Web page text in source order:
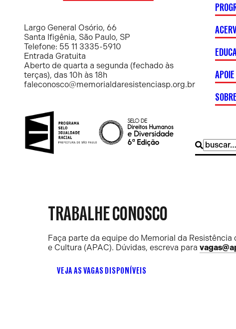
Resistência
Largo General Osório, 66
Santa Ifigênia, São Paulo, SP
Telefone: 55 11 3335-5910
Entrada Gratuita
Aberto de quarta a segunda (fechado às
terças), das 10h às 18h
faleconosco@memorialdaresistenciasp.org.br
Buscar
por:
APOIE
SOBRE
TRABALHE CONOSCO
Faça parte da equipe do Memorial da
e Cultura (APAC). Dúvidas, escreva para
VEJA AS VAGAS DISPONÍVEIS